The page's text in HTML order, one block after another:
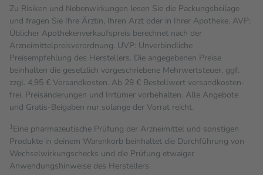
Zu Risiken und Nebenwirkungen lesen Sie die Packungsbeilage
und fragen Sie Ihre Ärztin, Ihren Arzt oder in Ihrer Apotheke. AVP:
Üblicher Apothekenverkaufspreis berechnet nach der
Arzneimittelpreisverordnung. UVP: Unverbindliche
Preisempfehlung des Herstellers. Die angegebenen Preise
beinhalten die gesetzlich vorgeschriebene Mehrwertsteuer, ggf.
zzgl. 4,95 € Versandkosten. Ab 29 € Bestell­wert versand­kosten­
frei. Preisänderungen und Irrtümer vorbehalten. Alle Angebote
und Gratis-Beigaben nur solange der Vorrat reicht.
1Eine pharmazeutische Prüfung der Arzneimittel und sonstigen
Produkte in deinem Warenkorb beinhaltet die Durchführung von
Wechselwirkungschecks und die Prüfung etwaiger
Anwendungshinweise des Herstellers.